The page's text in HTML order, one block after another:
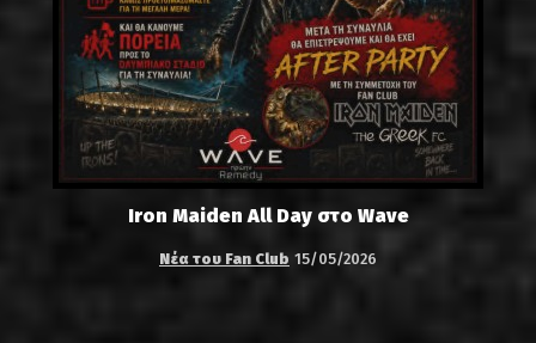
Iron Maiden All Day στο Wave
Νέα του Fan Club 15/05/2026